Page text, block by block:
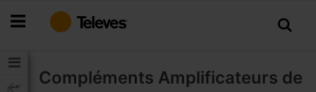
au
Compléments Amplificateurs de